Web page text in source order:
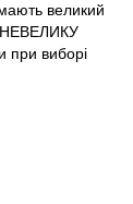
великий
НЕВЕЛИКУ
виборі